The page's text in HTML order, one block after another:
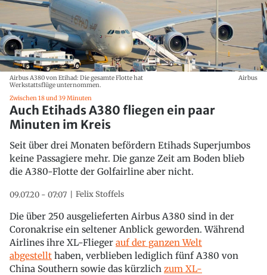
Airbus A380 von Etihad: Die gesamte Flotte hat
Werkstattsflüge unternommen.
Airbus
Zwischen 18 und 39 Minuten
Auch Etihads A380 fliegen ein paar
Minuten im Kreis
Seit über drei Monaten befördern Etihads Superjumbos
keine Passagiere mehr. Die ganze Zeit am Boden blieb
die A380-Flotte der Golfairline aber nicht.
09.07.20 - 07:07 Felix Stoffels
Die über 250 ausgelieferten Airbus A380 sind in der
Coronakrise ein seltener Anblick geworden. Während
Airlines ihre XL-Flieger auf der ganzen Welt
abgestellt haben, verblieben lediglich fünf A380 von
China Southern sowie das kürzlich zum XL-